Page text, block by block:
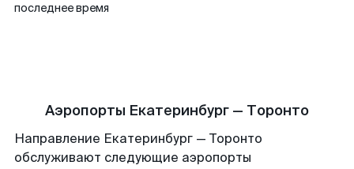
последнее время
Аэропорты Екатеринбург — Торонто
Направление Екатеринбург — Торонто
обслуживают следующие аэропорты